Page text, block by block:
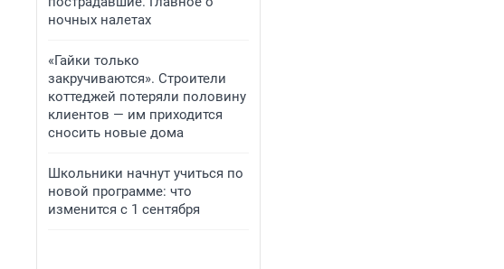
ночных налетах
«Гайки только
закручиваются». Строители
коттеджей потеряли половину
клиентов — им приходится
сносить новые дома
Школьники начнут учиться по
новой программе: что
изменится с 1 сентября